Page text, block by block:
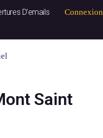
D’emails Connexion
Saint